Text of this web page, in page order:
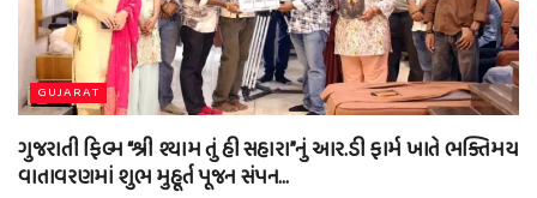
GUJARAT
ગુજરાતી ફિલ્મ “શ્રી શ્યામ તું હી સહારા”નું આર.ડી ફાર્મ ખાતે ભક્તિમય
વાતાવરણમાં શુભ મુહૂર્ત પૂજન સંપન…